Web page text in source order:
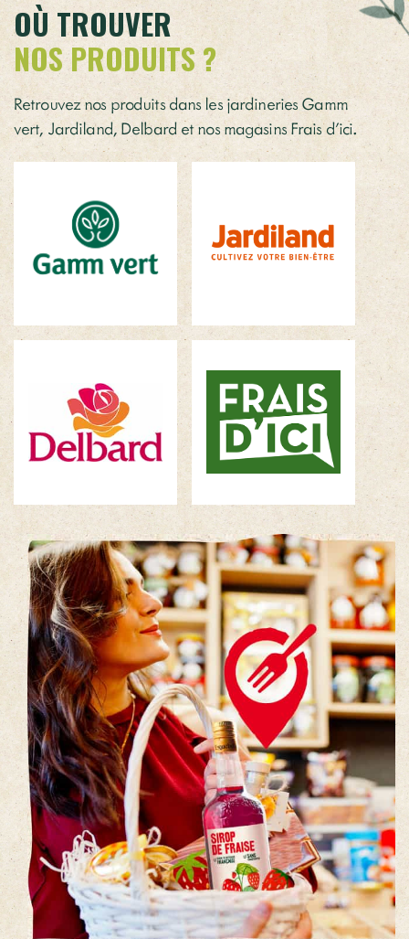
OÙ TROUVER
NOS PRODUITS ?
Retrouvez nos produits dans les jardineries Gamm
vert, Jardiland, Delbard et nos magasins Frais d’ici.